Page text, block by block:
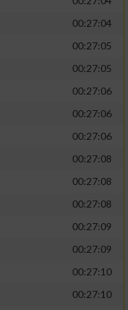
00:27:04
00:27:05
00:27:05
00:27:06
00:27:06
00:27:06
00:27:08
00:27:08
00:27:08
00:27:09
00:27:09
00:27:10
00:27:10